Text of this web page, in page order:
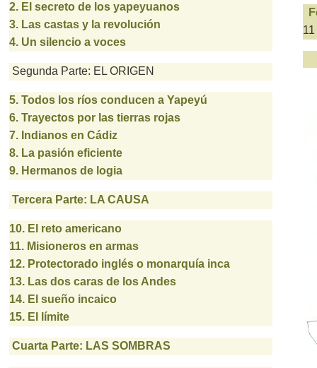
2. El secreto de los yapeyuanos
3. Las castas y la revolución
4. Un silencio a voces
Segunda Parte: EL ORIGEN
5. Todos los ríos conducen a Yapeyú
6. Trayectos por las tierras rojas
7. Indianos en Cádiz
8. La pasión eficiente
9. Hermanos de logia
Tercera Parte: LA CAUSA
10. El reto americano
11. Misioneros en armas
12. Protectorado inglés o monarquía inca
13. Las dos caras de los Andes
14. El sueño incaico
15. El límite
Cuarta Parte: LAS SOMBRAS